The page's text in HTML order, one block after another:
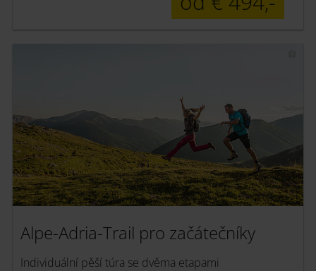
Alpe-Adria-Trail pro začátečníky
Individuální pěší túra se dvěma etapami